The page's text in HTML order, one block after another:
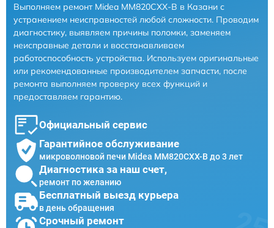
Выполняем ремонт Midea MM820CXX-B в Казани с
устранением неисправностей любой сложности. Проводим
диагностику, выявляем причины поломки, заменяем
неисправные детали и восстанавливаем
работоспособность устройства. Используем оригинальные
или рекомендованные производителем запчасти, после
ремонта выполняем проверку всех функций и
предоставляем гарантию.
Официальный сервис
Гарантийное обслуживание
микроволновой печи Midea MM820CXX-B до 3 лет
Диагностика за наш счет,
ремонт по желанию
Бесплатный выезд курьера
в день обращения
Срочный ремонт